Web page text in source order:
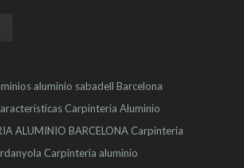
aluminio sabadell Barcelona
Carpinteria Aluminio
ALUMINIO BARCELONA Carpinteria
Carpinteria aluminio